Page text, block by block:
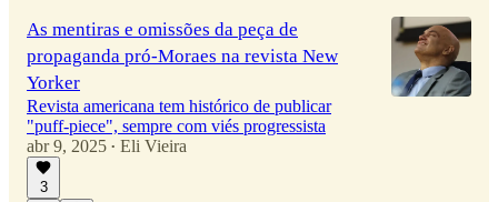
As mentiras e omissões da peça de
propaganda pró-Moraes na revista New
Yorker
Revista americana tem histórico de publicar
"puff-piece", sempre com viés progressista
abr 9, 2025 • Eli Vieira
3